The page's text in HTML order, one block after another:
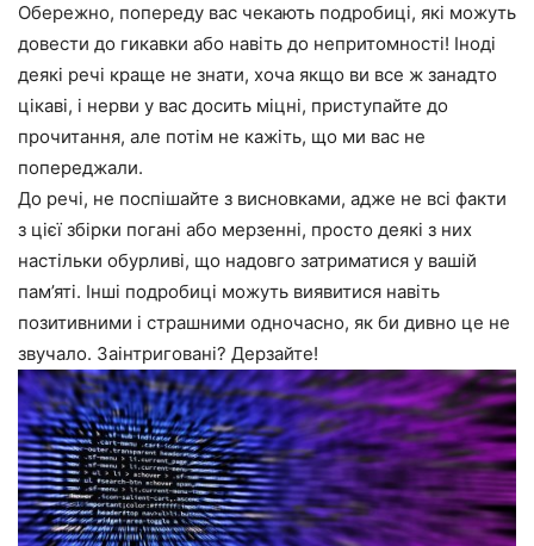
Обережно, попереду вас чекають подробиці, які можуть
довести до гикавки або навіть до непритомності! Іноді
деякі речі краще не знати, хоча якщо ви все ж занадто
цікаві, і нерви у вас досить міцні, приступайте до
прочитання, але потім не кажіть, що ми вас не
попереджали.
До речі, не поспішайте з висновками, адже не всі факти
з цієї збірки погані або мерзенні, просто деякі з них
настільки обурливі, що надовго затриматися у вашій
пам’яті. Інші подробиці можуть виявитися навіть
позитивними і страшними одночасно, як би дивно це не
звучало. Заінтриговані? Дерзайте!